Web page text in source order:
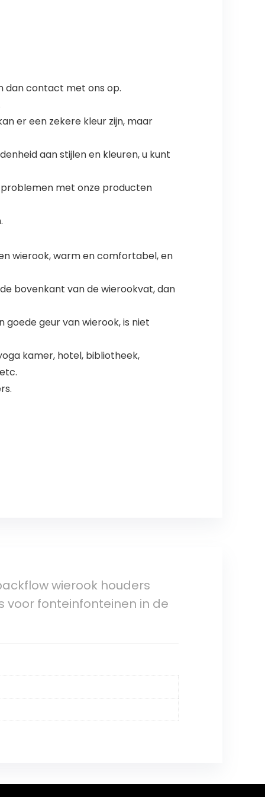
dan contact met ons op.
er een zekere kleur zijn, maar
aan stijlen en kleuren, u kunt
problemen met onze producten
wierook, warm en comfortabel, en
bovenkant van de wierookvat, dan
geur van wierook, is niet
kamer, hotel, bibliotheek,
wierook houders
voor fonteinfonteinen in de